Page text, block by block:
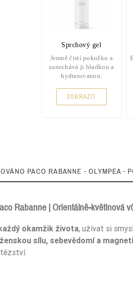
Sprchový gel
Jemně čistí pokožku a
zanechává ji hladkou a
hydratovanou.
ZOBRAZIT
PACO RABANNE - OLYMPÉA -
Rabanne | Orientálně-květinová
okamžik života, užívat si
ženskou sílu, sebevědomí a
Korzenne